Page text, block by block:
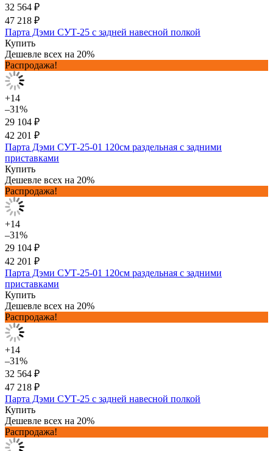
32 564 ₽
47 218 ₽
Парта Дэми СУТ-25 с задней навесной полкой
Купить
Дешевле всех на 20%
Распродажа!
+14
–31%
29 104 ₽
42 201 ₽
Парта Дэми СУТ-25-01 120см раздельная с задними
приставками
Купить
Дешевле всех на 20%
Распродажа!
+14
–31%
29 104 ₽
42 201 ₽
Парта Дэми СУТ-25-01 120см раздельная с задними
приставками
Купить
Дешевле всех на 20%
Распродажа!
+14
–31%
32 564 ₽
47 218 ₽
Парта Дэми СУТ-25 с задней навесной полкой
Купить
Дешевле всех на 20%
Распродажа!